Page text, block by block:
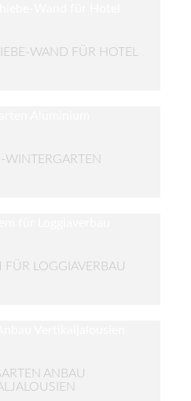
WAND FÜR HOTEL
FÜR LOGGIAVERBAU
ANBAU